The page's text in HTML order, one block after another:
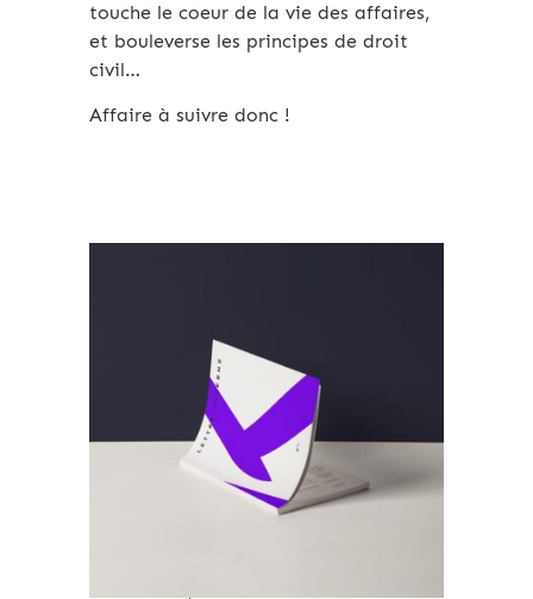
touche le coeur de la vie des affaires,
et bouleverse les principes de droit
civil…
Affaire à suivre donc !